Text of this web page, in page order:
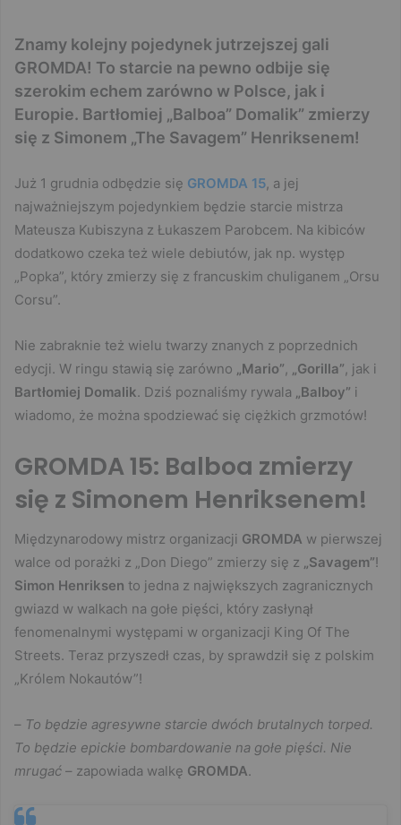
Znamy kolejny pojedynek jutrzejszej gali
GROMDA! To starcie na pewno odbije się
szerokim echem zarówno w Polsce, jak i
Europie. Bartłomiej „Balboa” Domalik” zmierzy
się z Simonem „The Savagem” Henriksenem!
Już 1 grudnia odbędzie się GROMDA 15, a jej
najważniejszym pojedynkiem będzie starcie mistrza
Mateusza Kubiszyna z Łukaszem Parobcem. Na kibiców
dodatkowo czeka też wiele debiutów, jak np. występ
„Popka”, który zmierzy się z francuskim chuliganem „Orsu
Corsu”.
Nie zabraknie też wielu twarzy znanych z poprzednich
edycji. W ringu stawią się zarówno
„Mario”, „Gorilla”, jak i
Bartłomiej Domalik. Dziś poznaliśmy rywala „Balboy” i
wiadomo, że można spodziewać się ciężkich grzmotów!
GROMDA 15: Balboa zmierzy
się z Simonem Henriksenem!
Międzynarodowy mistrz organizacji GROMDA w pierwszej
walce od porażki z „Don Diego” zmierzy się z „Savagem”!
Simon Henriksen to jedna z największych zagranicznych
gwiazd w walkach na gołe pięści, który zasłynął
fenomenalnymi występami w organizacji King Of The
Streets. Teraz przyszedł czas, by sprawdził się z polskim
„Królem Nokautów”!
– To będzie agresywne starcie dwóch brutalnych torped.
To będzie epickie bombardowanie na gołe pięści. Nie
mrugać – zapowiada walkę GROMDA.